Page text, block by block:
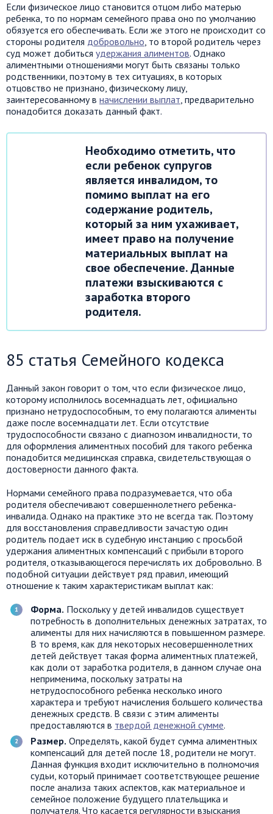
Если физическое лицо становится отцом либо матерью
ребенка, то по нормам семейного права оно по умолчанию
обязуется его обеспечивать. Если же этого не происходит со
стороны родителя добровольно, то второй родитель через
суд может добиться удержания алиментов. Однако
алиментными отношениями могут быть связаны только
родственники, поэтому в тех ситуациях, в которых
отцовство не признано, физическому лицу,
заинтересованному в начислении выплат, предварительно
понадобится доказать данный факт.
Необходимо отметить, что
если ребенок супругов
является инвалидом, то
помимо выплат на его
содержание родитель,
который за ним ухаживает,
имеет право на получение
материальных выплат на
свое обеспечение. Данные
платежи взыскиваются с
заработка второго
родителя.
85 статья Семейного кодекса
Данный закон говорит о том, что если физическое лицо,
которому исполнилось восемнадцать лет, официально
признано нетрудоспособным, то ему полагаются алименты
даже после восемнадцати лет. Если отсутствие
трудоспособности связано с диагнозом инвалидности, то
для оформления алиментных пособий для такого ребенка
понадобится медицинская справка, свидетельствующая о
достоверности данного факта.
Нормами семейного права подразумевается, что оба
родителя обеспечивают совершеннолетнего ребенка-
инвалида. Однако на практике это не всегда так. Поэтому
для восстановления справедливости зачастую один
родитель подает иск в судебную инстанцию с просьбой
удержания алиментных компенсаций с прибыли второго
родителя, отказывающегося перечислять их добровольно. В
подобной ситуации действует ряд правил, имеющий
отношение к таким характеристикам выплат как:
Форма. Поскольку у детей инвалидов существует
потребность в дополнительных денежных затратах, то
алименты для них начисляются в повышенном размере.
В то время, как для некоторых несовершеннолетних
детей действует такая форма алиментных платежей,
как доли от заработка родителя, в данном случае она
неприменима, поскольку затраты на
нетрудоспособного ребенка несколько иного
характера и требуют начисления большего количества
денежных средств. В связи с этим алименты
предоставляются в твердой денежной сумме.
Размер. Определять, какой будет сумма алиментных
компенсаций для детей после 18, родители не могут.
Данная функция входит исключительно в полномочия
судьи, который принимает соответствующее решение
после анализа таких аспектов, как материальное и
семейное положение будущего плательщика и
получателя. Что касается регулярности взыскания